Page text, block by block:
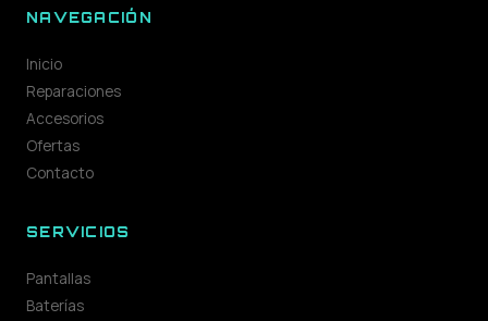
NAVEGACIÓN
Inicio
Reparaciones
Accesorios
Ofertas
Contacto
SERVICIOS
Pantallas
Baterías